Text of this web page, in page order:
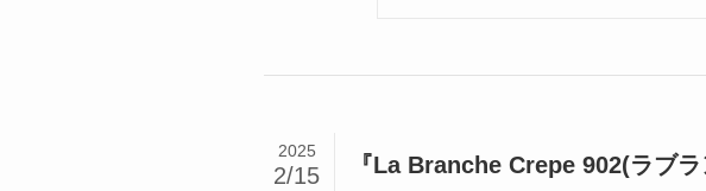
『La Branche Crepe 902(ラブ
2025
2/15